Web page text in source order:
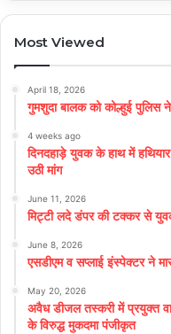
Most Viewed
April 18, 2026
गुमशुदा बालक को कोल्हुई पुलिस ने
4 weeks ago
दिनदहाड़े युवक के हाथ में हथियार
उठी मांग
June 11, 2026
मिट्टी लदे डंपर की टक्कर से
June 8, 2026
एसडीएम व सप्लाई इंस्पेक्टर ने
May 20, 2026
अवैध डीजल तस्करी में प्रयुक्त
के विरुद्ध मुकदमा पंजीकृत